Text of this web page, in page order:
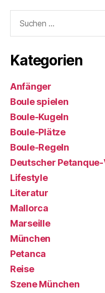
nach:
Kategorien
Anfänger
Boule spielen
Boule-Kugeln
Boule-Plätze
Boule-Regeln
Deutscher
Lifestyle
Literatur
Mallorca
Marseille
München
Petanca
Reise
Szene München